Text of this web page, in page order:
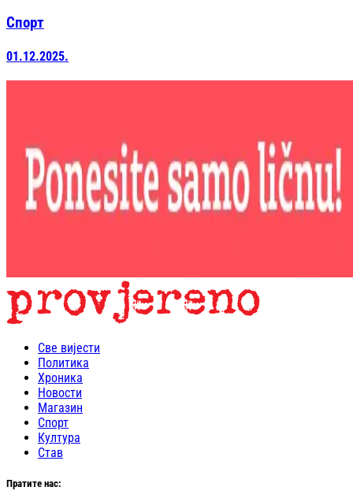
Спорт
01.12.2025.
Све вијести
Политика
Хроника
Новости
Магазин
Спорт
Култура
Став
Пратите нас: